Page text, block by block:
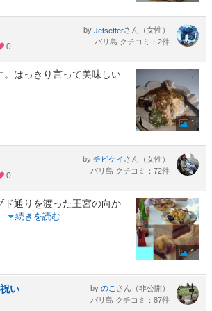
0
by Jetsetterさん（女性）
バリ島 クチコミ：2件
。はっきり言って美味しい
1
0
by チビケイ さん（女性）
バリ島 クチコミ：72件
ド通りを渡った王宮の向か
続きを読む
1
い
by のこ さん（非公開）
バリ島 クチコミ：87件